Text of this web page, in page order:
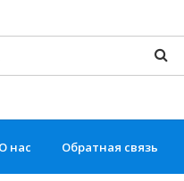
О нас Обратная связь